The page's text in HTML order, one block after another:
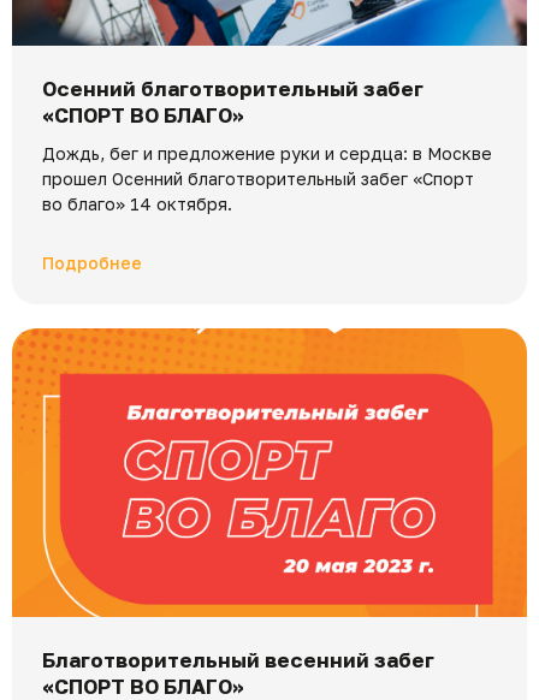
Осенний благотворительный забег
«СПОРТ ВО БЛАГО»
Дождь, бег и предложение руки и сердца: в Москве
прошел Осенний благотворительный забег «Спорт
во благо» 14 октября.
Подробнее
Благотворительный весенний забег
«СПОРТ ВО БЛАГО»